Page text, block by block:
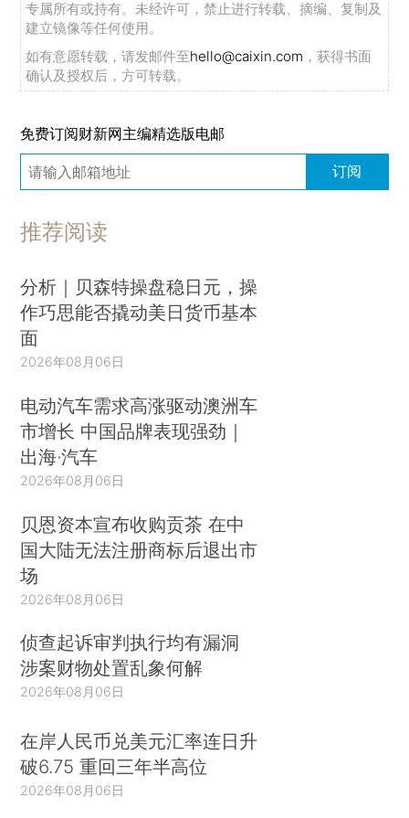
专属所有或持有。未经许可，禁止进行转载、摘编、复制及
建立镜像等任何使用。
如有意愿转载，请发邮件至hello@caixin.com ，获得书面
确认及授权后，方可转载。
免费订阅财新网主编精选版电邮
订阅
推荐阅读
分析｜贝森特操盘稳日元，操
作巧思能否撬动美日货币基本
面
2026年08月06日
电动汽车需求高涨驱动澳洲车
市增长 中国品牌表现强劲｜
出海·汽车
2026年08月06日
贝恩资本宣布收购贡茶 在中
国大陆无法注册商标后退出市
场
2026年08月06日
侦查起诉审判执行均有漏洞
涉案财物处置乱象何解
2026年08月06日
在岸人民币兑美元汇率连日升
破6.75 重回三年半高位
2026年08月06日